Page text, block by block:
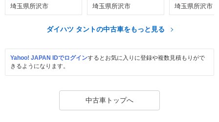
埼玉県所沢市 埼玉県所沢市 埼玉県所沢市
ダイハツ タントの中古車をもっと見る
Yahoo! JAPAN IDでログインするとお気に入りに登録や複数見積もりがで
きるようになります。
中古車トップへ